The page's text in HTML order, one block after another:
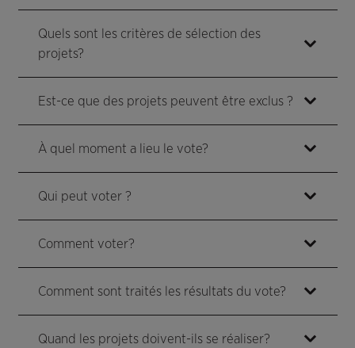
Quels sont les critères de sélection des
projets?
Est-ce que des projets peuvent être exclus ?
À quel moment a lieu le vote?
Qui peut voter ?
Comment voter?
Comment sont traités les résultats du vote?
Quand les projets doivent-ils se réaliser?